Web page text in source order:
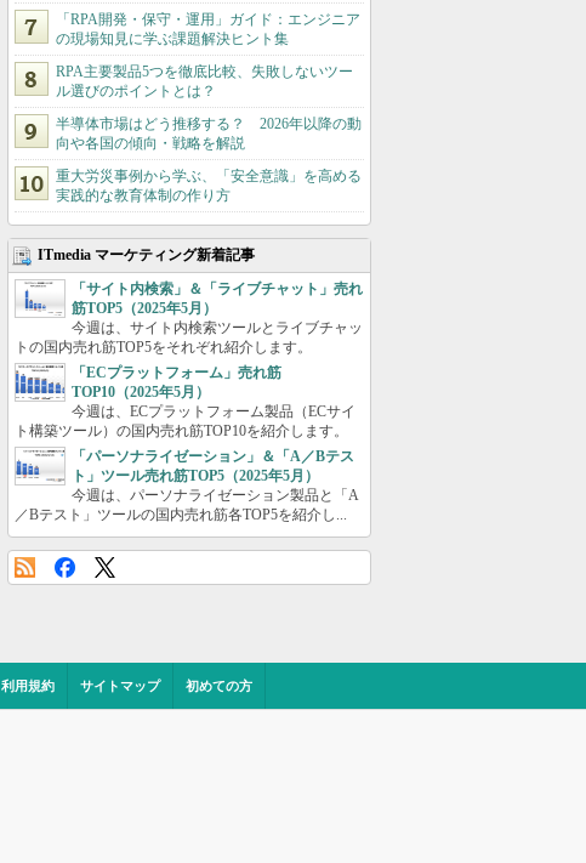
「RPA開発・保守・運用」ガイド：エンジニア
の現場知見に学ぶ課題解決ヒント集
RPA主要製品5つを徹底比較、失敗しないツー
ル選びのポイントとは？
半導体市場はどう推移する？ 2026年以降の動
向や各国の傾向・戦略を解説
重大労災事例から学ぶ、「安全意識」を高める
実践的な教育体制の作り方
ITmedia マーケティング新着記事
「サイト内検索」＆「ライブチャット」売れ
筋TOP5（2025年5月）
今週は、サイト内検索ツールとライブチャッ
トの国内売れ筋TOP5をそれぞれ紹介します。
「ECプラットフォーム」売れ筋
TOP10（2025年5月）
今週は、ECプラットフォーム製品（ECサイ
ト構築ツール）の国内売れ筋TOP10を紹介します。
「パーソナライゼーション」＆「A／Bテス
ト」ツール売れ筋TOP5（2025年5月）
今週は、パーソナライゼーション製品と「A
／Bテスト」ツールの国内売れ筋各TOP5を紹介し...
利用規約 サイトマップ 初めての方